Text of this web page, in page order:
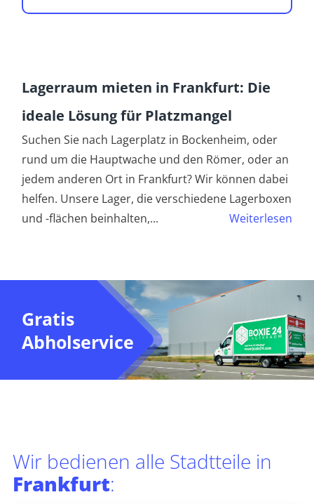
Lagerraum mieten in Frankfurt: Die
ideale Lösung für Platzmangel
Suchen Sie nach Lagerplatz in Bockenheim, oder
rund um die Hauptwache und den Römer, oder an
jedem anderen Ort in Frankfurt? Wir können dabei
helfen. Unsere Lager, die verschiedene Lagerboxen
und -flächen beinhalten,... Weiterlesen
Gratis
Abholservice
Wir bedienen alle Stadtteile in
Frankfurt: